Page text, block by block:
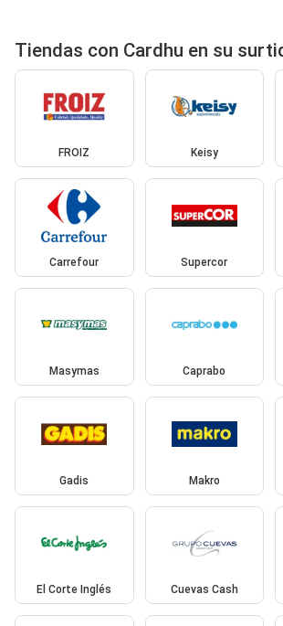
Tiendas con Cardhu en su
FROIZ Keisy
Carrefour Supercor
Masymas Caprabo
Gadis Makro
El Corte Inglés Cuevas Cash